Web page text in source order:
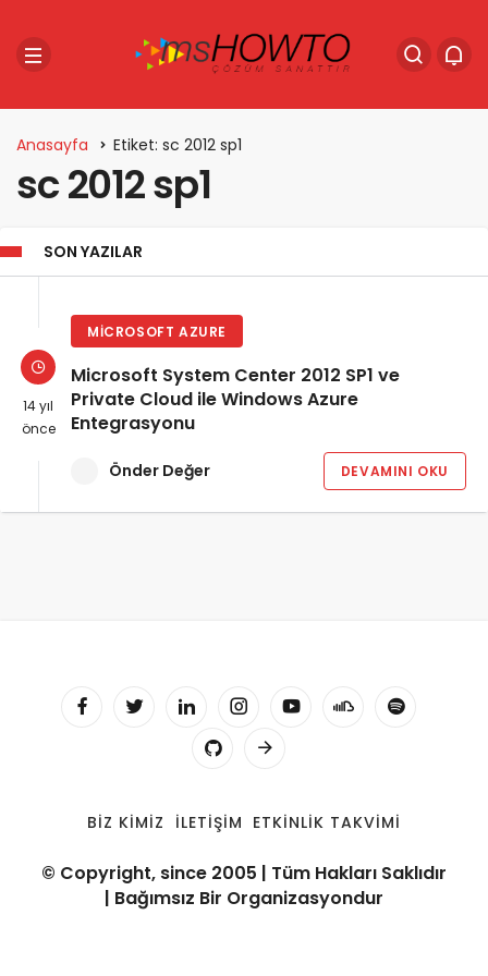
Anasayfa Etiket: sc 2012 sp1
sc 2012 sp1
SON YAZILAR
14 yıl
önce
MICROSOFT AZURE
Microsoft System Center 2012 SP1 ve
Private Cloud ile Windows Azure
Entegrasyonu
Önder Değer DEVAMINI OKU
BIZ KIMIZ İLETIŞIM ETKINLIK TAKVIMI
© Copyright, since 2005 | Tüm Hakları Saklıdır
| Bağımsız Bir Organizasyondur